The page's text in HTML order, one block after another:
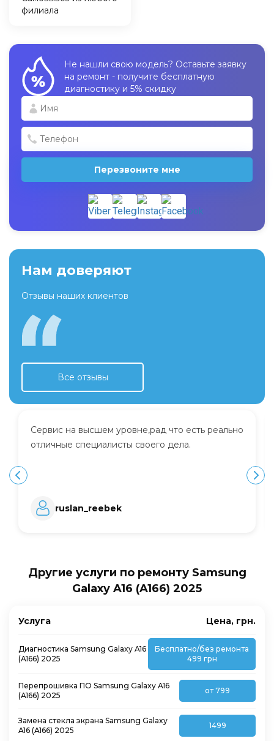
филиала
Не нашли свою модель? Оставьте заявку
на ремонт - получите бесплатную
диагностику и 5% скидку
Перезвоните мне
Нам доверяют
Отзывы наших клиентов
Все отзывы
Сервис на высшем уровне,рад что есть реально
отличные специалисты своего дела.
ruslan_reebek
Другие услуги по ремонту Samsung
Galaxy A16 (A166) 2025
Услуга Цена, грн.
Диагностика Samsung Galaxy A16
(A166) 2025
Бесплатно/без ремонта
499 грн
Перепрошивка ПО Samsung Galaxy A16
(A166) 2025
от 799
Замена стекла экрана Samsung Galaxy
A16 (A166) 2025
1499